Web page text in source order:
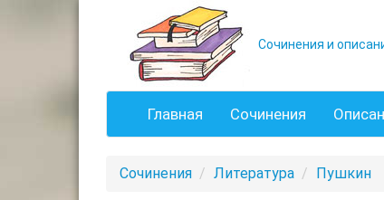
Сочинения и
Главная Сочинения
Сочинения Литература Пушкин